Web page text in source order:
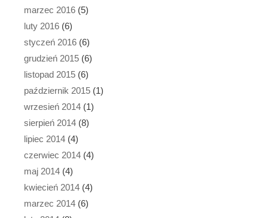
marzec 2016 (5)
luty 2016 (6)
styczeń 2016 (6)
grudzień 2015 (6)
listopad 2015 (6)
październik 2015 (1)
wrzesień 2014 (1)
sierpień 2014 (8)
lipiec 2014 (4)
czerwiec 2014 (4)
maj 2014 (4)
kwiecień 2014 (4)
marzec 2014 (6)